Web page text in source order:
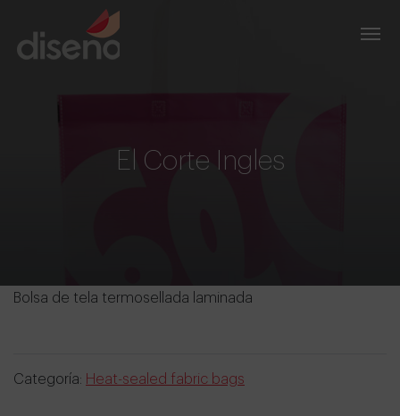
El Corte Ingles
Bolsa de tela termosellada laminada
Categoría: Heat-sealed fabric bags